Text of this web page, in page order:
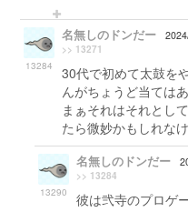
13284
名無しのドンだー
>> 13271
30代で初めて太鼓を
んがちょうど当ては
まぁそれはそれとし
たら微妙かもしれな
13290
名無しのドンだー
>> 13284
彼は弐寺のプロゲ